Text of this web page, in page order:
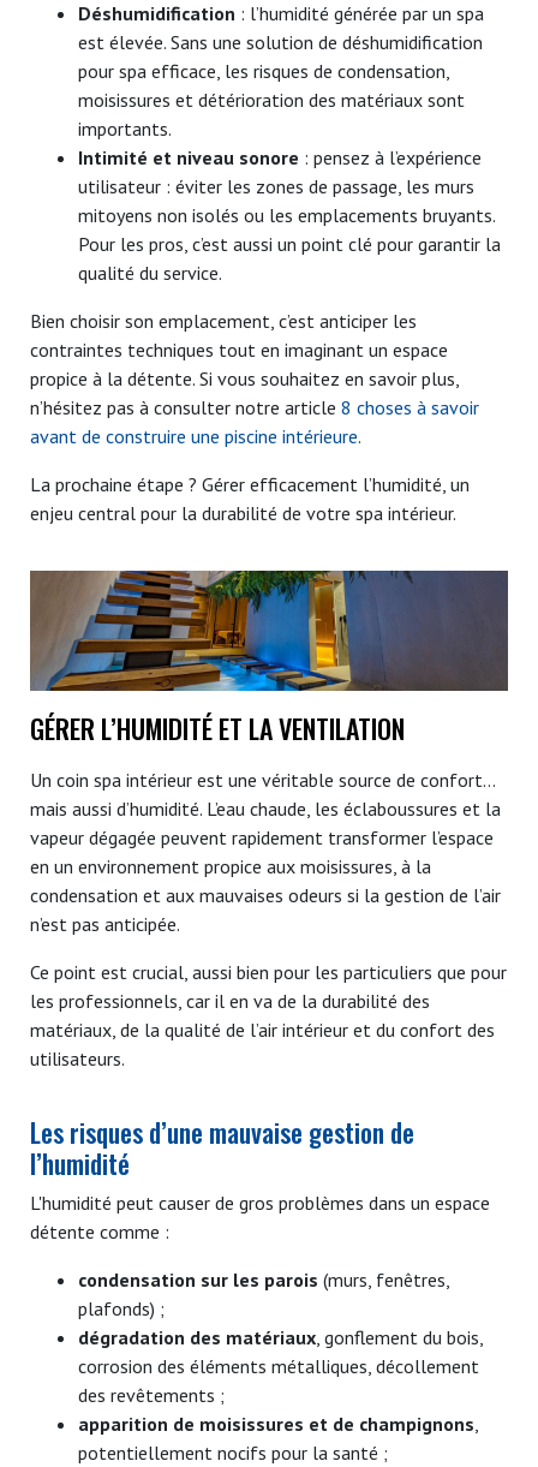
Déshumidification : l’humidité générée par un spa
est élevée. Sans une solution de déshumidification
pour spa efficace, les risques de condensation,
moisissures et détérioration des matériaux sont
importants.
Intimité et niveau sonore : pensez à l’expérience
utilisateur : éviter les zones de passage, les murs
mitoyens non isolés ou les emplacements bruyants.
Pour les pros, c’est aussi un point clé pour garantir la
qualité du service.
Bien choisir son emplacement, c’est anticiper les
contraintes techniques tout en imaginant un espace
propice à la détente. Si vous souhaitez en savoir plus,
n’hésitez pas à consulter notre article 8 choses à savoir
avant de construire une piscine intérieure.
La prochaine étape ? Gérer efficacement l’humidité, un
enjeu central pour la durabilité de votre spa intérieur.
GÉRER L’HUMIDITÉ ET LA VENTILATION
Un coin spa intérieur est une véritable source de confort…
mais aussi d’humidité. L’eau chaude, les éclaboussures et la
vapeur dégagée peuvent rapidement transformer l’espace
en un environnement propice aux moisissures, à la
condensation et aux mauvaises odeurs si la gestion de l’air
n’est pas anticipée.
Ce point est crucial, aussi bien pour les particuliers que pour
les professionnels, car il en va de la durabilité des
matériaux, de la qualité de l’air intérieur et du confort des
utilisateurs.
Les risques d’une mauvaise gestion de
l’humidité
L'humidité peut causer de gros problèmes dans un espace
détente comme :
condensation sur les parois (murs, fenêtres,
plafonds) ;
dégradation des matériaux , gonflement du bois,
corrosion des éléments métalliques, décollement
des revêtements ;
apparition de moisissures et de champignons
potentiellement nocifs pour la santé ;